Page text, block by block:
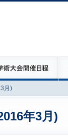
月)
年3月)